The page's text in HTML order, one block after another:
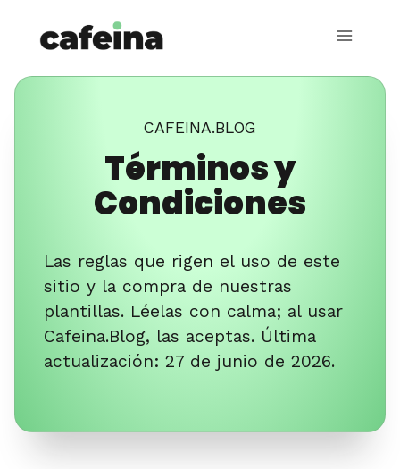
CAFEINA.BLOG
Términos y
Condiciones
Las reglas que rigen el uso de este
sitio y la compra de nuestras
plantillas. Léelas con calma; al usar
Cafeina.Blog, las aceptas. Última
actualización: 27 de junio de 2026.